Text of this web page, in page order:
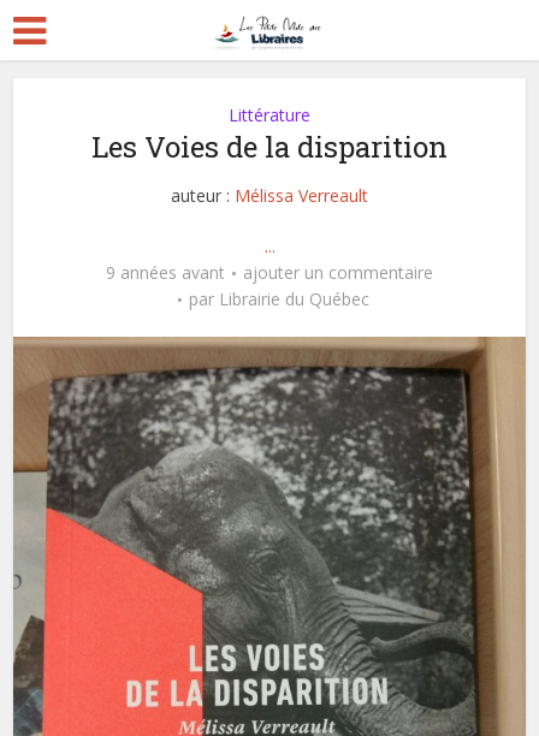
Littérature
Les Voies de la disparition
auteur : Mélissa Verreault
...
9 années avant
ajouter un commentaire
par Librairie du Québec